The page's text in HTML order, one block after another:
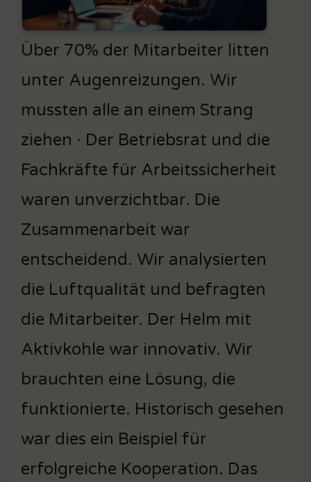
Über 70% der Mitarbeiter litten
unter Augenreizungen. Wir
mussten alle an einem Strang
ziehen · Der Betriebsrat und die
Fachkräfte für Arbeitssicherheit
waren unverzichtbar. Die
Zusammenarbeit war
entscheidend. Wir analysierten
die Luftqualität und befragten
die Mitarbeiter. Der Helm mit
Aktivkohle war innovativ. Wir
brauchten eine Lösung, die
funktionierte. Historisch gesehen
war dies ein Beispiel für
erfolgreiche Kooperation. Das